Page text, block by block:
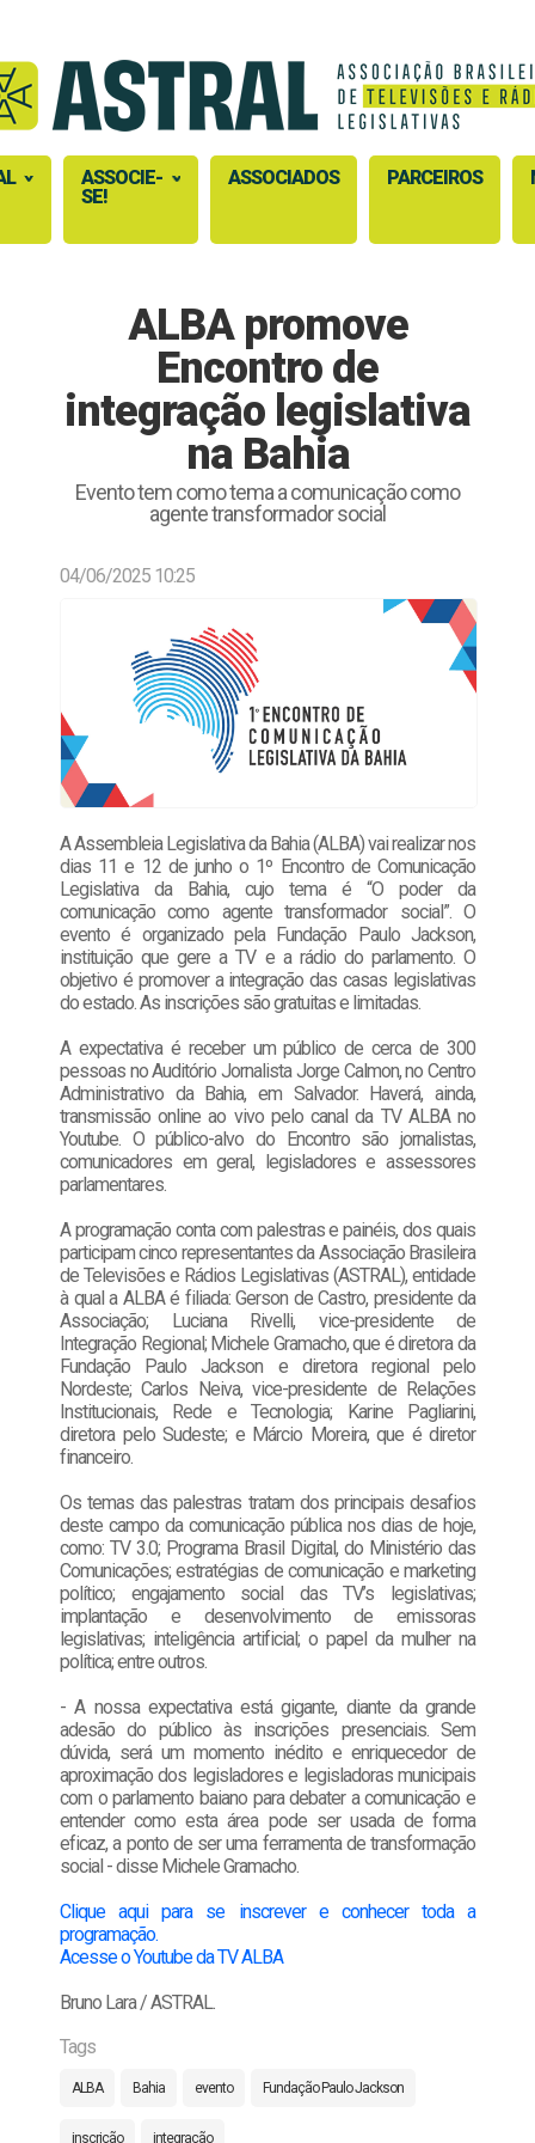
ASSOCIE-
SE!
ASSOCIADOS PARCEIROS
ALBA promove
Encontro de
integração legislativa
na Bahia
Evento tem como tema a comunicação como
agente transformador social
04/06/2025 10:25
A Assembleia Legislativa da Bahia (ALBA) vai realizar nos
dias 11 e 12 de junho o 1º Encontro de Comunicação
Legislativa da Bahia, cujo tema é “O poder da
comunicação como agente transformador social”. O
evento é organizado pela Fundação Paulo Jackson,
instituição que gere a TV e a rádio do parlamento. O
objetivo é promover a integração das casas legislativas
do estado. As inscrições são gratuitas e limitadas.
A expectativa é receber um público de cerca de 300
pessoas no Auditório Jornalista Jorge Calmon, no Centro
Administrativo da Bahia, em Salvador. Haverá, ainda,
transmissão online ao vivo pelo canal da TV ALBA no
Youtube. O público-alvo do Encontro são jornalistas,
comunicadores em geral, legisladores e assessores
parlamentares.
A programação conta com palestras e painéis, dos quais
participam cinco representantes da Associação Brasileira
de Televisões e Rádios Legislativas (ASTRAL), entidade
à qual a ALBA é filiada: Gerson de Castro, presidente da
Associação; Luciana Rivelli, vice-presidente de
Integração Regional; Michele Gramacho, que é diretora da
Fundação Paulo Jackson e diretora regional pelo
Nordeste; Carlos Neiva, vice-presidente de Relações
Institucionais, Rede e Tecnologia; Karine Pagliarini,
diretora pelo Sudeste; e Márcio Moreira, que é diretor
financeiro.
Os temas das palestras tratam dos principais desafios
deste campo da comunicação pública nos dias de hoje,
como: TV 3.0; Programa Brasil Digital, do Ministério das
Comunicações; estratégias de comunicação e marketing
político; engajamento social das TV’s legislativas;
implantação e desenvolvimento de emissoras
legislativas; inteligência artificial; o papel da mulher na
política; entre outros.
- A nossa expectativa está gigante, diante da grande
adesão do público às inscrições presenciais. Sem
dúvida, será um momento inédito e enriquecedor de
aproximação dos legisladores e legisladoras municipais
com o parlamento baiano para debater a comunicação e
entender como esta área pode ser usada de forma
eficaz, a ponto de ser uma ferramenta de transformação
social - disse Michele Gramacho.
Clique aqui para se inscrever e conhecer toda a
programação.
Acesse o Youtube da TV ALBA
Bruno Lara / ASTRAL.
Tags
ALBA Bahia evento Fundação Paulo Jackson
inscrição integração